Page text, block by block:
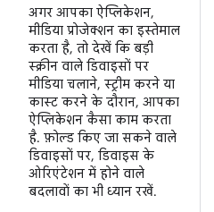
अगर आपका ऐप्लिकेशन,
मीडिया प्रोजेक्शन का इस्तेमाल
करता है, तो देखें कि बड़ी
स्क्रीन वाले डिवाइसों पर
मीडिया चलाने, स्ट्रीम करने या
कास्ट करने के दौरान, आपका
ऐप्लिकेशन कैसा काम करता
है. फ़ोल्ड किए जा सकने वाले
डिवाइसों पर, डिवाइस के
ओरिएंटेशन में होने वाले
बदलावों का भी ध्यान रखें.